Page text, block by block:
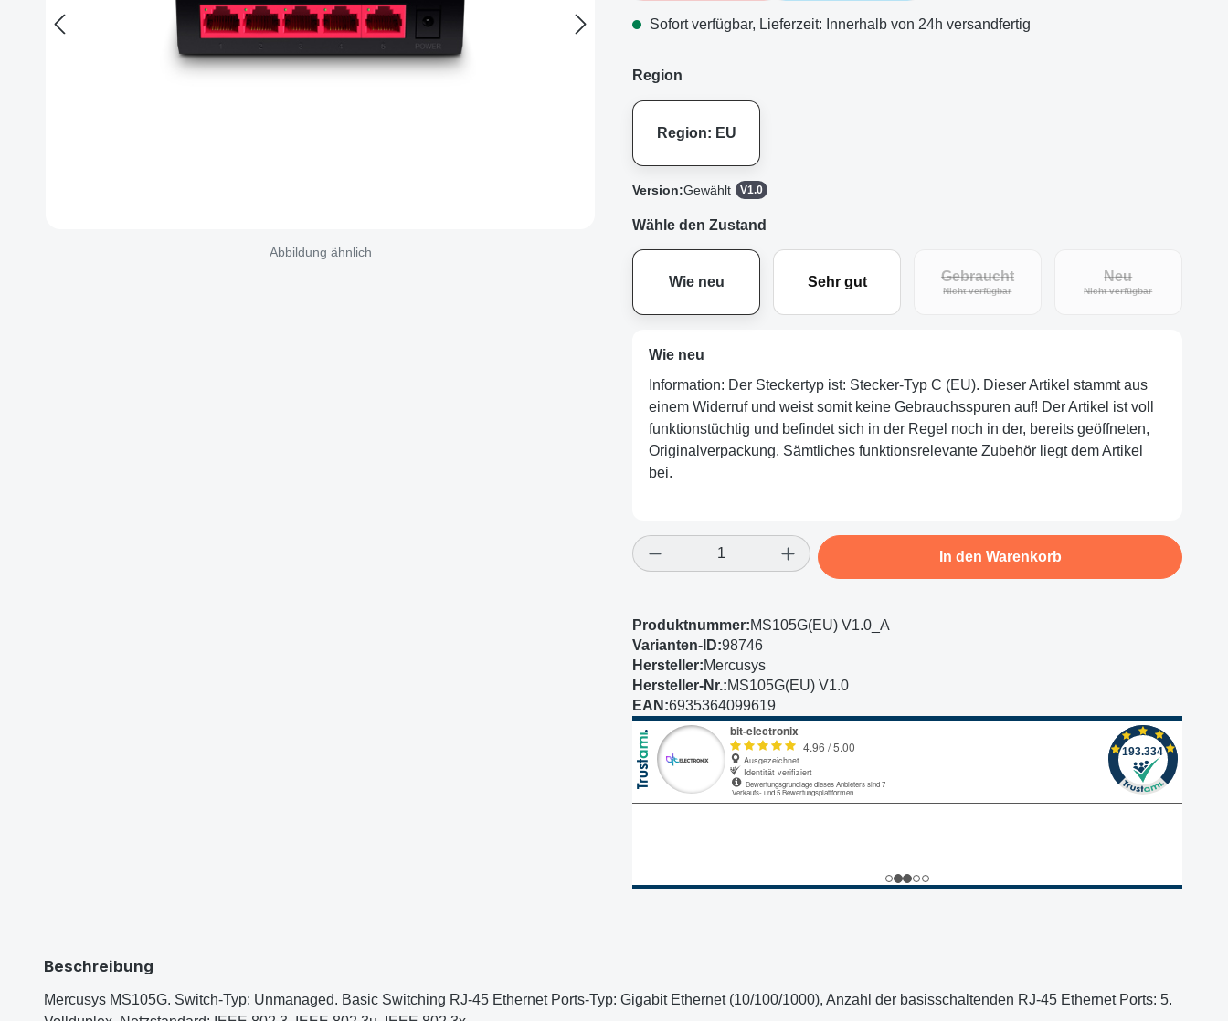
Abbildung ähnlich
Sofort verfügbar, Lieferzeit: Innerhalb von 24h versandfertig
Region
Region: EU
Version:Gewählt V1.0
Wähle den Zustand
Wie neu Sehr gut Gebraucht
Nicht verfügbar(Diese Option ist zurzeit nicht verfügbar.)
Neu
Nicht verfügbar(Diese Option ist
Wie neu
Information: Der Steckertyp ist: Stecker-Typ C (EU). Dieser Artikel stammt aus
einem Widerruf und weist somit keine Gebrauchsspuren auf! Der Artikel ist voll
funktionstüchtig und befindet sich in der Regel noch in der, bereits geöffneten,
Originalverpackung. Sämtliches funktionsrelevante Zubehör liegt dem Artikel
bei.
Produkt Anzahl: Gib den gewünschten Wert ein oder
In den Warenkorb
Produktnummer:MS105G(EU) V1.0_A
Varianten-ID:98746
Hersteller:Mercusys
Hersteller-Nr.:MS105G(EU) V1.0
EAN:6935364099619
Beschreibung
Mercusys MS105G. Switch-Typ: Unmanaged. Basic Switching RJ-45 Ethernet Ports-Typ: Gigabit Ethernet (10/100/1000), Anzahl der basisschaltenden RJ-45 Ethernet Ports: 5.